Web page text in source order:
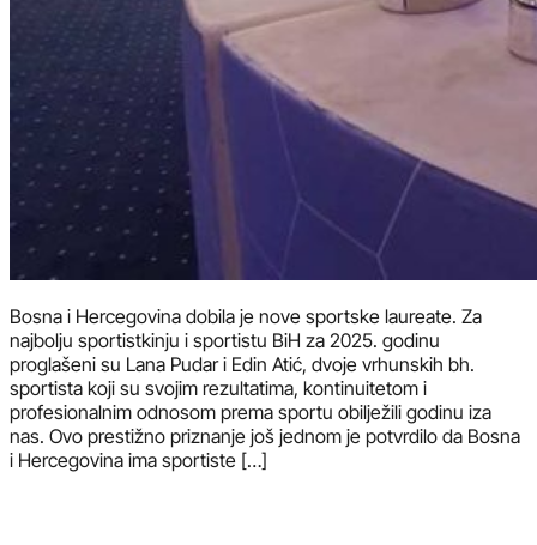
Bosna i Hercegovina dobila je nove sportske laureate. Za
najbolju sportistkinju i sportistu BiH za 2025. godinu
proglašeni su Lana Pudar i Edin Atić, dvoje vrhunskih bh.
sportista koji su svojim rezultatima, kontinuitetom i
profesionalnim odnosom prema sportu obilježili godinu iza
nas. Ovo prestižno priznanje još jednom je potvrdilo da Bosna
i Hercegovina ima sportiste […]